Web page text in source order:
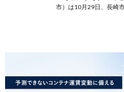
市）は10月29日、長崎